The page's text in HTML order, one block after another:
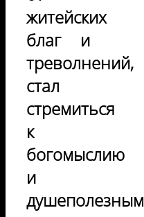
житейских
благ и
треволнений,
стал
стремиться
к
богомыслию
и
душеполезным